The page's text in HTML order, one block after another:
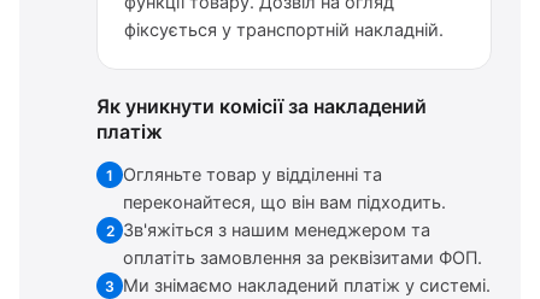
фіксується у транспортній накладній.
Як уникнути комісії за накладений
платіж
1
Огляньте товар у відділенні та
переконайтеся, що він вам підходить.
2 Зв'яжіться з нашим менеджером та
оплатіть замовлення за реквізитами ФОП.
3 Ми знімаємо накладений платіж у системі.